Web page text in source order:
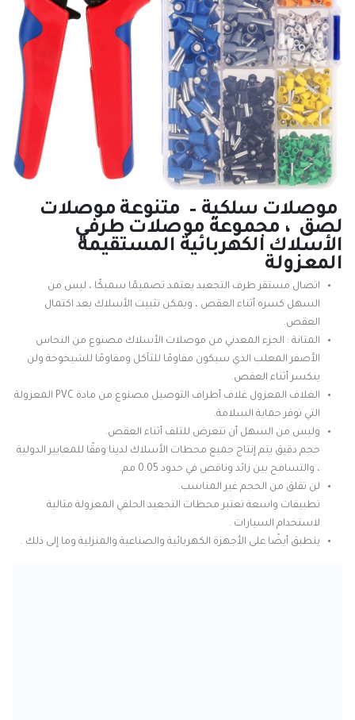
موصلات سلكية – متنوعة موصلات
لصق ، مجموعة موصلات طرفي
الأسلاك الكهربائية المستقيمة
المعزولة
اتصال مستقر طرف التجعيد يعتمد تصميمًا سميكًا ، ليس من
السهل كسره أثناء العقص ، ويمكن تثبيت الأسلاك بعد اكتمال
العقص.
المتانة : الجزء المعدني من موصلات الأسلاك مصنوع من النحاس
الأصفر المعلب الذي سيكون مقاومًا للتآكل ومقاومًا للشيخوخة ولن
ينكسر أثناء العقص.
الغلاف المعزول غلاف أطراف التوصيل مصنوع من مادة PVC المعزولة
التي توفر حماية السلامة.
وليس من السهل أن تتعرض للتلف أثناء العقص.
حجم دقيق يتم إنتاج جميع محطات الأسلاك لدينا وفقًا للمعايير الدولية
، والتسامح بين زائد وناقص في حدود 0.05 مم.
لن تقلق من الحجم غير المناسب.
تطبيقات واسعة تعتبر محطات التجعيد الحلقي المعزولة مثالية
لاستخدام السيارات .
ينطبق أيضًا على الأجهزة الكهربائية والصناعية والمنزلية وما إلى ذلك .